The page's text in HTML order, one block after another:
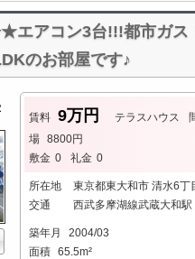
エアコン3台!!!都市ガ
のお部屋です♪
賃料 9万円 テラスハウス
場 8800円
敷金 0 礼金 0
所在地
東京都東大和市 清水6丁
交通
西武多摩湖線武蔵大和
築年月
2004/03
面積 65.5m²